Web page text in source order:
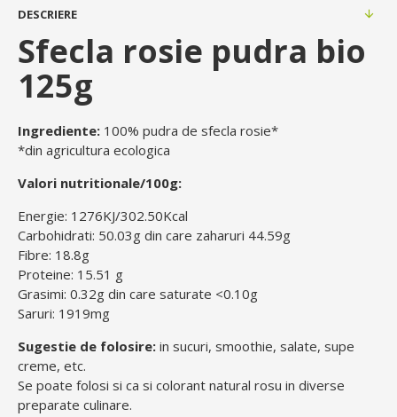
DESCRIERE
Sfecla rosie pudra bio
125g
Ingrediente: 100% pudra de sfecla rosie*
*din agricultura ecologica
Valori nutritionale/100g:
Energie: 1276KJ/302.50Kcal
Carbohidrati: 50.03g din care zaharuri 44.59g
Fibre: 18.8g
Proteine: 15.51 g
Grasimi: 0.32g din care saturate <0.10g
Saruri: 1919mg
Sugestie de folosire: in sucuri, smoothie, salate, supe
creme, etc.
Se poate folosi si ca si colorant natural rosu in diverse
preparate culinare.